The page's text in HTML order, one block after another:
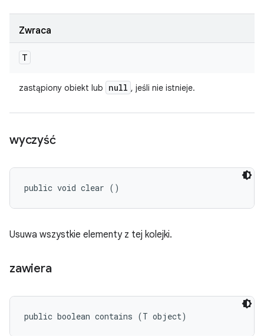
Zwraca
T
zastąpiony obiekt lub null , jeśli nie istnieje.
wyczyść
public void clear ()
Usuwa wszystkie elementy z tej kolejki.
zawiera
public boolean contains (T object)